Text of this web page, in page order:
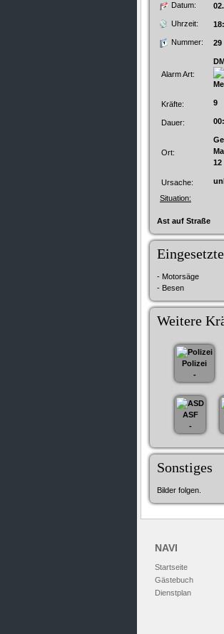
Datum:
Uhrzeit:
Nummer: 29
Alarm Art:
Kräfte: 9
Dauer:
Ort:
12
Ursache:
Situation:
Ast auf Straße
- Motorsäge
- Besen
Weitere
Polizei
-
ASF
-
Sonstiges
Bilder folgen.
NAVI
Startseite
Gästebuch
Dienstplan